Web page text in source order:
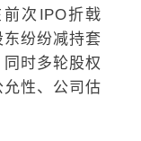
次IPO折戟
纷纷减持套
时多轮股权
性、公司估